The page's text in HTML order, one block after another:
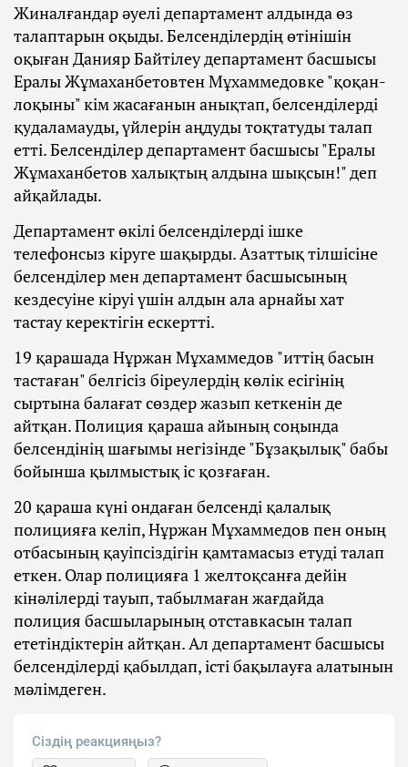
Жиналғандар әуелі департамент алдында өз
талаптарын оқыды. Белсенділердің өтінішін
оқыған Данияр Байтілеу департамент басшысы
Ералы Жұмаханбетовтен Мұхаммедовке "қоқан-
лоқыны" кім жасағанын анықтап, белсенділерді
қудаламауды, үйлерін аңдуды тоқтатуды талап
етті. Белсенділер департамент басшысы "Ералы
Жұмаханбетов халықтың алдына шықсын!" деп
айқайлады.
Департамент өкілі белсенділерді ішке
телефонсыз кіруге шақырды. Азаттық тілшісіне
белсенділер мен департамент басшысының
кездесуіне кіруі үшін алдын ала арнайы хат
тастау керектігін ескертті.
19 қарашада Нұржан Мұхаммедов "иттің басын
тастаған" белгісіз біреулердің көлік есігінің
сыртына балағат сөздер жазып кеткенін де
айтқан. Полиция қараша айының соңында
белсендінің шағымы негізінде "Бұзақылық" бабы
бойынша қылмыстық іс қозғаған.
20 қараша күні ондаған белсенді қалалық
полицияға келіп, Нұржан Мұхаммедов пен оның
отбасының қауіпсіздігін қамтамасыз етуді талап
еткен. Олар полицияға 1 желтоқсанға дейін
кінәлілерді тауып, табылмаған жағдайда
полиция басшыларының отставкасын талап
ететіндіктерін айтқан. Ал департамент басшысы
белсенділерді қабылдап, істі бақылауға алатынын
мәлімдеген.
Сіздің реакцияңыз?